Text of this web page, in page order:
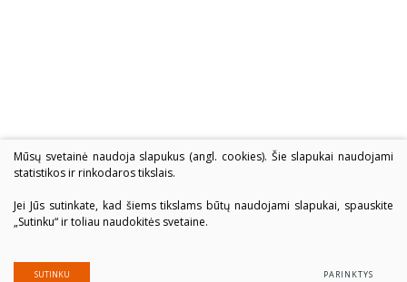
Mūsų svetainė naudoja slapukus (angl. cookies). Šie slapukai naudojami
statistikos ir rinkodaros tikslais.
Jei Jūs sutinkate, kad šiems tikslams būtų naudojami slapukai, spauskite
„Sutinku“ ir toliau naudokitės svetaine.
SUTINKU PARINKTYS